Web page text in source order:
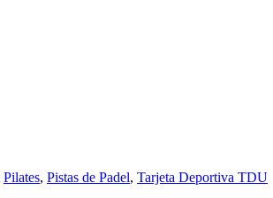
Pilates, Pistas de Padel, Tarjeta Deportiva TDU